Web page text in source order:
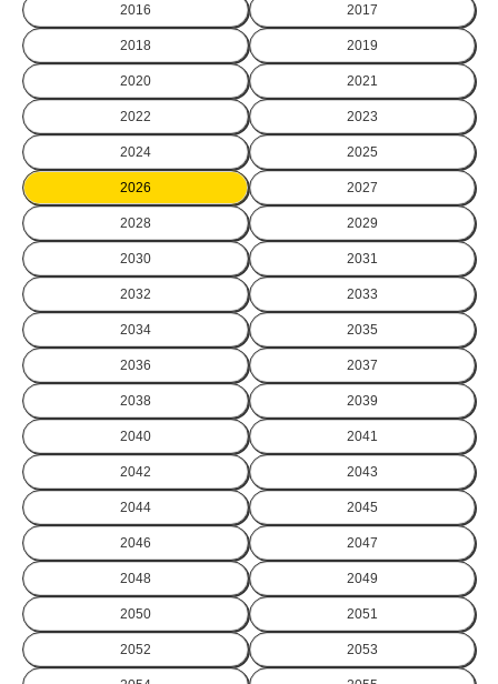
2016 2017
2018 2019
2020 2021
2022 2023
2024 2025
2026 2027
2028 2029
2030 2031
2032 2033
2034 2035
2036 2037
2038 2039
2040 2041
2042 2043
2044 2045
2046 2047
2048 2049
2050 2051
2052 2053